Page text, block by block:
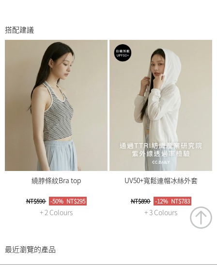
搭配建議
繞脖條紋Bra top
NT$590 -50% NT$295
+ 2 Colours
UV50+寬鬆連帽冰絲外套
NT$890 -12% NT$783
+ 3 Colours
最近瀏覽的產品